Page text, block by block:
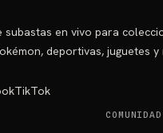
subastas en vivo para
deportivas, juguetes y
TikTok
COMUNIDAD